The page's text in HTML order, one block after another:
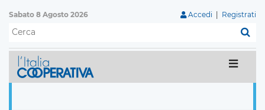
Sabato 8 Agosto 2026 Accedi Registrati